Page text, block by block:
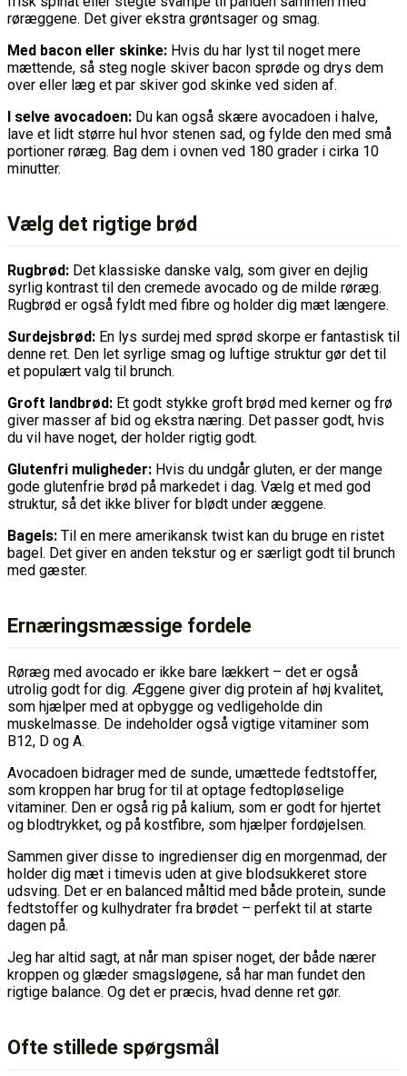
røræggene. Det giver ekstra grøntsager og smag.
Med bacon eller skinke: Hvis du har lyst til noget mere
mættende, så steg nogle skiver bacon sprøde og drys dem
over eller læg et par skiver god skinke ved siden af.
I selve avocadoen: Du kan også skære avocadoen i halve,
lave et lidt større hul hvor stenen sad, og fylde den med små
portioner røræg. Bag dem i ovnen ved 180 grader i cirka 10
minutter.
Vælg det rigtige brød
Rugbrød: Det klassiske danske valg, som giver en dejlig
syrlig kontrast til den cremede avocado og de milde røræg.
Rugbrød er også fyldt med fibre og holder dig mæt længere.
Surdejsbrød: En lys surdej med sprød skorpe er fantastisk til
denne ret. Den let syrlige smag og luftige struktur gør det til
et populært valg til brunch.
Groft landbrød: Et godt stykke groft brød med kerner og frø
giver masser af bid og ekstra næring. Det passer godt, hvis
du vil have noget, der holder rigtig godt.
Glutenfri muligheder: Hvis du undgår gluten, er der mange
gode glutenfrie brød på markedet i dag. Vælg et med god
struktur, så det ikke bliver for blødt under æggene.
Bagels: Til en mere amerikansk twist kan du bruge en ristet
bagel. Det giver en anden tekstur og er særligt godt til brunch
med gæster.
Ernæringsmæssige fordele
Røræg med avocado er ikke bare lækkert – det er også
utrolig godt for dig. Æggene giver dig protein af høj kvalitet,
som hjælper med at opbygge og vedligeholde din
muskelmasse. De indeholder også vigtige vitaminer som
B12, D og A.
Avocadoen bidrager med de sunde, umættede fedtstoffer,
som kroppen har brug for til at optage fedtopløselige
vitaminer. Den er også rig på kalium, som er godt for hjertet
og blodtrykket, og på kostfibre, som hjælper fordøjelsen.
Sammen giver disse to ingredienser dig en morgenmad, der
holder dig mæt i timevis uden at give blodsukkeret store
udsving. Det er en balanced måltid med både protein, sunde
fedtstoffer og kulhydrater fra brødet – perfekt til at starte
dagen på.
Jeg har altid sagt, at når man spiser noget, der både nærer
kroppen og glæder smagsløgene, så har man fundet den
rigtige balance. Og det er præcis, hvad denne ret gør.
Ofte stillede spørgsmål